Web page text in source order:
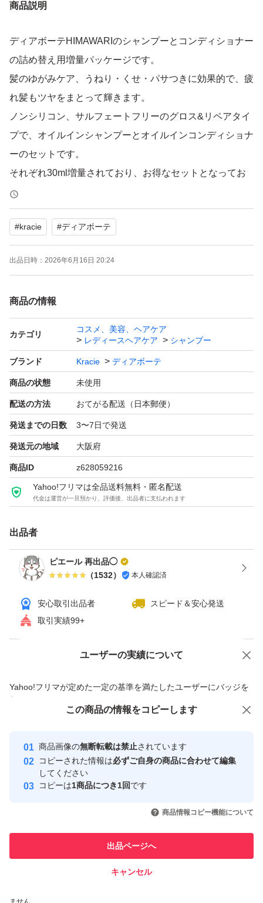
商品説明
ディアボーテHIMAWARIのシャンプーとコンディショナー
の詰め替え用増量パッケージです。
髪のゆがみケア、うねり・くせ・パサつきに効果的で、疲
れ髪もツヤをまとって輝きます。
ノンシリコン、サルフェートフリーのグロス&リペアタイ
プで、オイルインシャンプーとオイルインコンディショナ
ーのセットです。
それぞれ30ml増量されており、お得なセットとなってお
ります。
【ブランド】ディアボーテ (Kracie)
【商品名】HIMAWARI GLOSS & REPAIR OIL IN SHAMP
OO & CONDITIONER
【容量】各30ml増量
★宅配用ビニール袋にそのまま詰め合わせて、ゆうパケッ
トポスト発送致します。ご承知下さい。
#kracie #ディアボーテ
出品日時： 2026年6月16日 20:24
商品の情報
カテゴリ
コスメ、美容、ヘアケア
レディースヘアケア
シャンプー
ブランド Kracie ディアボーテ
商品の状態 未使用
配送の方法 おてがる配送（日本郵便）
発送までの日数 3〜7日で発送
発送元の地域 大阪府
商品ID z628059216
Yahoo!フリマは全品送料無料・匿名配送
代金は運営が一旦預かり、評価後、出品者に支払われます
出品者
ピエール 再出品◯
（1532） 本人確認済
安心取引出品者
スピード＆安心発送
取引実績99+
ユーザーの実績について
Yahoo!フリマが定めた一定の基準を満たしたユーザーにバッジを
付与しています
安心取引出品者
心・安全なユーザーです
取引実績
引を完了させた実績があります
での取引実績があります
価格の相談 商品への質問
この商品の情報をコピーします
商品画像の無断転載は禁止されています
コピーされた情報は必ずご自身の商品に合わせて編集
してください
コピーは1商品につき1回です
商品情報コピー機能について
出品ページへ
キャンセル
この商品をみている人にオススメ